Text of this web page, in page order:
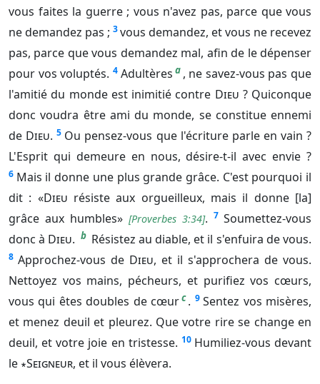
vous faites la guerre ; vous n'avez pas, parce que vous
ne demandez pas ; 3vous demandez, et vous ne recevez
pas, parce que vous demandez mal, afin de le dépenser
pour vos voluptés. 4 Adultères a , ne savez-vous pas que
l'amitié du monde est inimitié contre Dieu ? Quiconque
donc voudra être ami du monde, se constitue ennemi
de Dieu. 5 Ou pensez-vous que l'écriture parle en vain ?
L'Esprit qui demeure en nous, désire-t-il avec envie ?
6 Mais il donne une plus grande grâce. C'est pourquoi il
dit : «Dieu résiste aux orgueilleux, mais il donne [la]
grâce aux humbles» [Proverbes 3:34]. 7 Soumettez-vous
donc à Dieu. b Résistez au diable, et il s'enfuira de vous.
8 Approchez-vous de Dieu, et il s'approchera de vous.
Nettoyez vos mains, pécheurs, et purifiez vos cœurs,
vous qui êtes doubles de cœurc . 9 Sentez vos misères,
et menez deuil et pleurez. Que votre rire se change en
deuil, et votre joie en tristesse. 10 Humiliez-vous devant
le ∗Seigneur, et il vous élèvera.